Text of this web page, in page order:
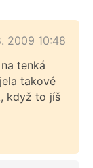
2009 10:48
tenká
takové
když to jíš